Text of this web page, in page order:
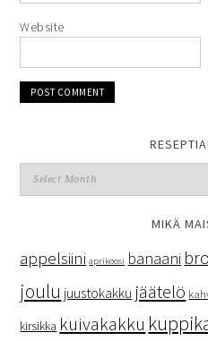
Website
MIKÄ
appelsiini aprikoosi banaani
joulu juustokakku jäätelö
kirsikka kuivakakku